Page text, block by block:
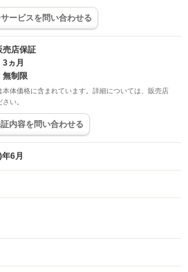
ービスを問い合わせる
売店保証
ヵ月
無制限
体価格に含まれています。詳細については、販売店
い。
内容を問い合わせる
6月